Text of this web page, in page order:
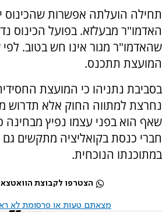
תחילה הועלתה אפשרות שהכינוס
האדמו"ר מבעלזא. בפועל הכינוס
שהאדמו"ר מגור אינו חש בטוב.
המועצת תתכנס.
בסביבת נתניהו כי המועצת
נחרצת למתווה החוק אלא תדרוש
שאף הוא בפני עצמו נפיץ מבחינה
חברי כנסת בקואליציה מתקשים
במתוכנתו הנוכחית.
הצטרפו לקבוצת
מצאתם טעות או פרסומת לא